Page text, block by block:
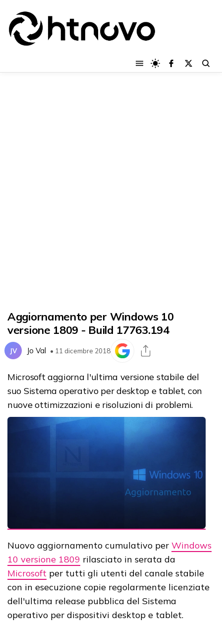
Aggiornamento per Windows 10
versione 1809 - Build 17763.194
JV Jo Val • 11 dicembre 2018
Microsoft aggiorna l'ultima versione stabile del
suo Sistema operativo per desktop e tablet, con
nuove ottimizzazioni e risoluzioni di problemi.
Nuovo aggiornamento cumulativo per Windows
10 versione 1809 rilasciato in serata da
Microsoft per tutti gli utenti del canale stabile
con in esecuzione copie regolarmente licenziate
dell'ultima release pubblica del Sistema
operativo per dispositivi desktop e tablet.